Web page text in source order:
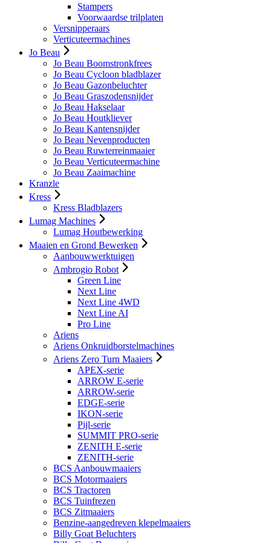
Stampers
Voorwaardse trilplaten
Versnipperaars
Verticuteermachines
Jo Beau
Jo Beau Boomstronkfrees
Jo Beau Cycloon bladblazer
Jo Beau Gazonbeluchter
Jo Beau Graszodensnijder
Jo Beau Hakselaar
Jo Beau Houtkliever
Jo Beau Kantensnijder
Jo Beau Nevenproducten
Jo Beau Ruwterreinmaaier
Jo Beau Verticuteermachine
Jo Beau Zaaimachine
Kranzle
Kress
Kress Bladblazers
Lumag Machines
Lumag Houtbewerking
Maaien en Grond Bewerken
Aanbouwwerktuigen
Ambrogio Robot
Green Line
Next Line
Next Line 4WD
Next Line AI
Pro Line
Ariens
Ariens Onkruidborstelmachines
Ariens Zero Turn Maaiers
APEX-serie
ARROW E-serie
ARROW-serie
EDGE-serie
IKON-serie
Pijl-serie
SUMMIT PRO-serie
ZENITH E-serie
ZENITH-serie
BCS Aanbouwmaaiers
BCS Motormaaiers
BCS Tractoren
BCS Tuinfrezen
BCS Zitmaaiers
Benzine-aangedreven klepelmaaiers
Billy Goat Beluchters